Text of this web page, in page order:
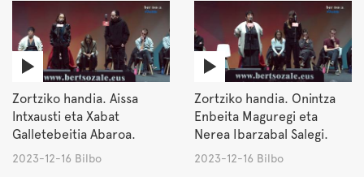
Zortziko handia. Aissa
Intxausti eta Xabat
Galletebeitia Abaroa.
2023-12-16 Bilbo
Zortziko handia. Onintza
Enbeita Maguregi eta
Nerea Ibarzabal Salegi.
2023-12-16 Bilbo